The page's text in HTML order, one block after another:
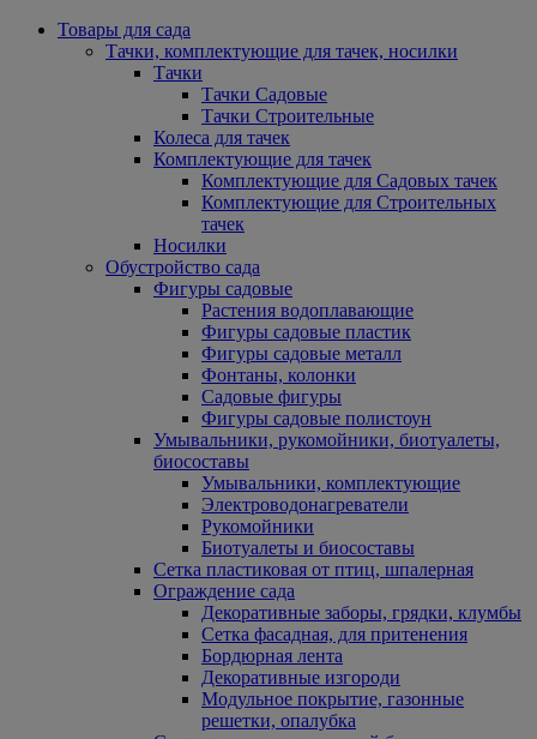
Товары для сада
Тачки, комплектующие для тачек, носилки
Тачки
Тачки Садовые
Тачки Строительные
Колеса для тачек
Комплектующие для тачек
Комплектующие для Садовых тачек
Комплектующие для Строительных
тачек
Носилки
Обустройство сада
Фигуры садовые
Растения водоплавающие
Фигуры садовые пластик
Фигуры садовые металл
Фонтаны, колонки
Садовые фигуры
Фигуры садовые полистоун
Умывальники, рукомойники, биотуалеты,
биосоставы
Умывальники, комплектующие
Электроводонагреватели
Рукомойники
Биотуалеты и биосоставы
Сетка пластиковая от птиц, шпалерная
Ограждение сада
Декоративные заборы, грядки, клумбы
Сетка фасадная, для притенения
Бордюрная лента
Декоративные изгороди
Модульное покрытие, газонные
решетки, опалубка